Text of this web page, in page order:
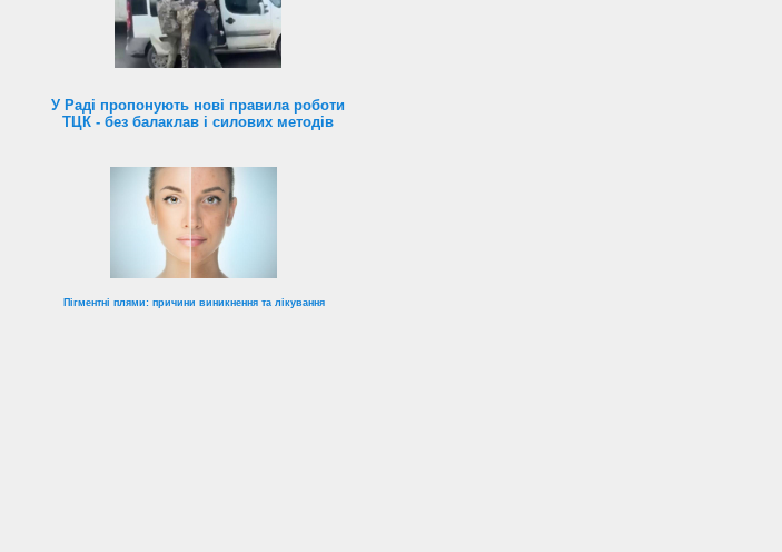
У Раді пропонують нові правила роботи
ТЦК - без балаклав і силових методів
Пігментні плями: причини виникнення та лікування